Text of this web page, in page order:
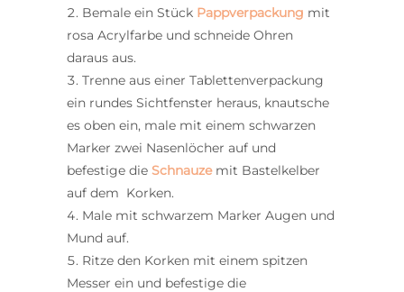
Bemale ein Stück Pappverpackung mit
rosa Acrylfarbe und schneide Ohren
daraus aus.
Trenne aus einer Tablettenverpackung
ein rundes Sichtfenster heraus, knautsche
es oben ein, male mit einem schwarzen
Marker zwei Nasenlöcher auf und
befestige die Schnauzemit Bastelkelber
auf dem Korken.
Male mit schwarzem Marker Augen und
Mund auf.
Ritze den Korken mit einem spitzen
Messer ein und befestige die